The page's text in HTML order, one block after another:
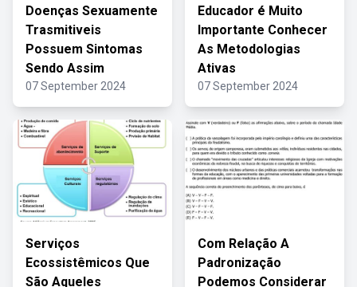
Doenças Sexuamente
Trasmitiveis
Possuem Sintomas
Sendo Assim
07 September 2024
Educador é Muito
Importante Conhecer
As Metodologias
Ativas
07 September 2024
Serviços
Ecossistêmicos Que
São Aqueles
Com Relação A
Padronização
Podemos Considerar